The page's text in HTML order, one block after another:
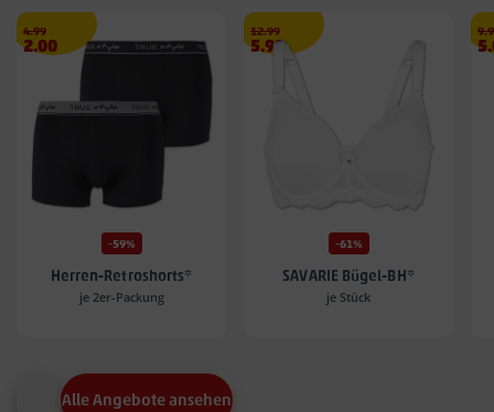
Streichpreis
4.99€
Angebotspreis
2.00
2.00
-59%
Herren-Retroshorts*
je 2er-Packung
Streichpreis
12.99€
Angebotspreis
5.99
5.99
-61%
SAVARIE Bügel-BH*
je Stück
Alle Angebote ansehen